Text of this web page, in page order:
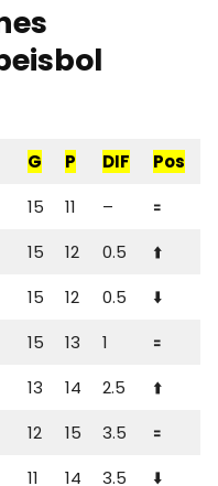
G P DIF
Pos
15 11 –
🟰
15 12 0.5
⬆️
15 12 0.5
⬇️
15 13 1
🟰
13 14 2.5
⬆️
12 15 3.5
🟰
11 14 3.5
⬇️